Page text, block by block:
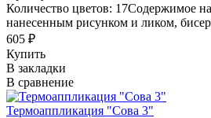
Количество цветов: 17Содержимое
нанесенным рисунком и ликом,
605 ₽
Купить
В закладки
В сравнение
Термоаппликация "Сова 3"